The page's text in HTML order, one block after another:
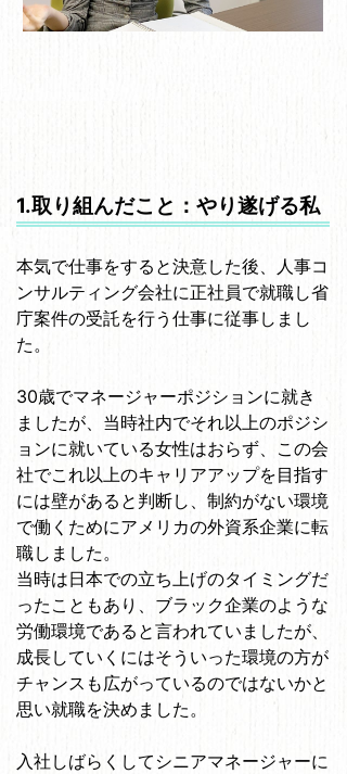
1.取り組んだこと：やり遂げる私
本気で仕事をすると決意した後、人事コ
ンサルティング会社に正社員で就職し省
庁案件の受託を行う仕事に従事しまし
た。
30歳でマネージャーポジションに就き
ましたが、当時社内でそれ以上のポジシ
ョンに就いている女性はおらず、この会
社でこれ以上のキャリアアップを目指す
には壁があると判断し、制約がない環境
で働くためにアメリカの外資系企業に転
職しました。
当時は日本での立ち上げのタイミングだ
ったこともあり、ブラック企業のような
労働環境であると言われていましたが、
成長していくにはそういった環境の方が
チャンスも広がっているのではないかと
思い就職を決めました。
入社しばらくしてシニアマネージャーに